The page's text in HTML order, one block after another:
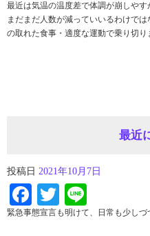
最近は気温の温度差で体調が崩しや
まだまだ人数が減っていいるわけで
の取れた食事・適度な運動で乗り切り
最近
投稿日 2021年10月7日
Facebook
Twitter
緊急事態宣言も明けて、日常も少しづ